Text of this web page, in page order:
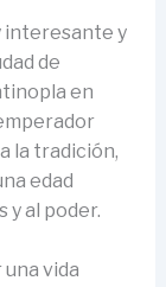
interesante y
de
en
la tradición,
edad
y al poder.
vida